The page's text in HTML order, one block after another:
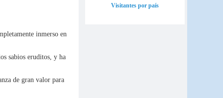
inmerso en
sabios eruditos, y ha
de gran valor para
Visitantes por país